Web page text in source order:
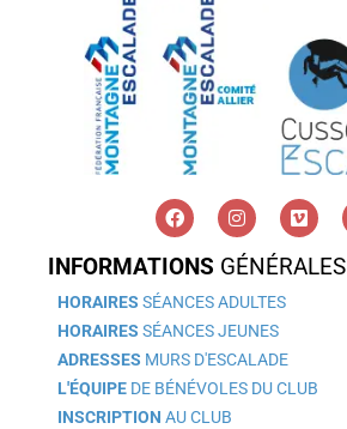
INFORMATIONS GÉNÉRALES
HORAIRESSÉANCES ADULTES
HORAIRES SÉANCES JEUNES
ADRESSES MURS D'ESCALADE
L'ÉQUIPE DE BÉNÉVOLES DU CLUB
INSCRIPTION AU CLUB